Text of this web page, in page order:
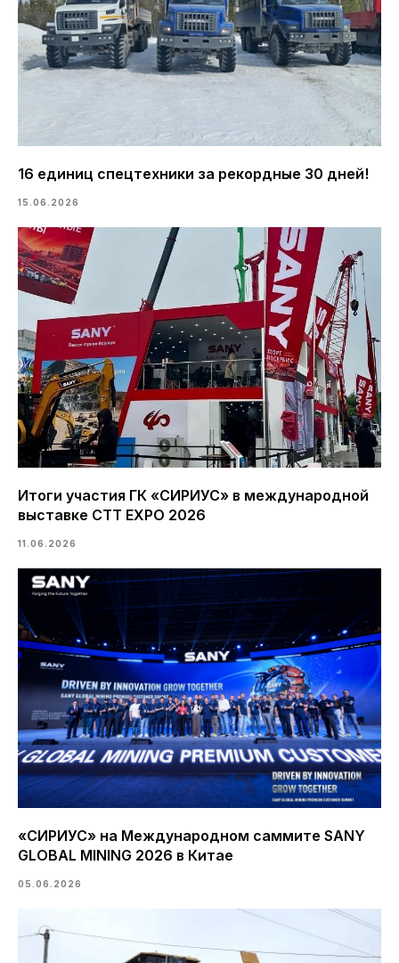
16 единиц спецтехники за рекордные 30 дней!
15.06.2026
Итоги участия ГК «СИРИУС» в международной
выставке CTT EXPO 2026
11.06.2026
«СИРИУС» на Международном саммите SANY
GLOBAL MINING 2026 в Китае
05.06.2026